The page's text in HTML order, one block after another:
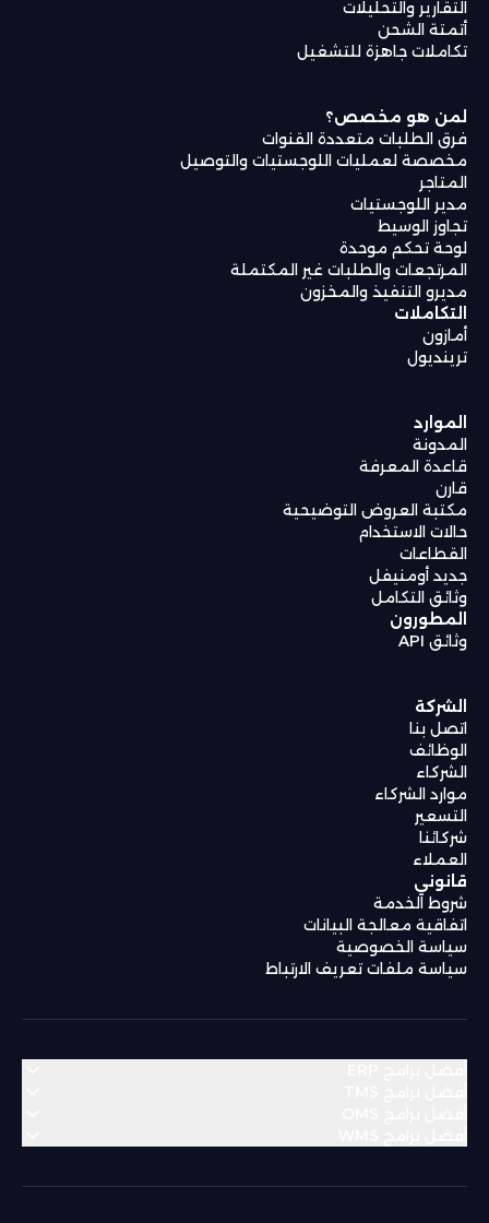
التقارير والتحليلات
أتمتة الشحن
تكاملات جاهزة للتشغيل
لمن هو مخصص؟
فرق الطلبات متعددة القنوات
مخصصة لعمليات اللوجستيات والتوصيل
المتاجر
مدير اللوجستيات
تجاوز الوسيط
لوحة تحكم موحدة
المرتجعات والطلبات غير المكتملة
مديرو التنفيذ والمخزون
التكاملات
أمازون
ترينديول
الموارد
المدونة
قاعدة المعرفة
قارن
مكتبة العروض التوضيحية
حالات الاستخدام
القطاعات
جديد أومنيفل
وثائق التكامل
المطورون
وثائق API
الشركة
اتصل بنا
الوظائف
الشركاء
موارد الشركاء
التسعير
شركائنا
العملاء
قانوني
شروط الخدمة
اتفاقية معالجة البيانات
سياسة الخصوصية
سياسة ملفات تعريف الارتباط
منطقة الشرق الأوسط وشمال أفريقيا
Algeria
Bahrain